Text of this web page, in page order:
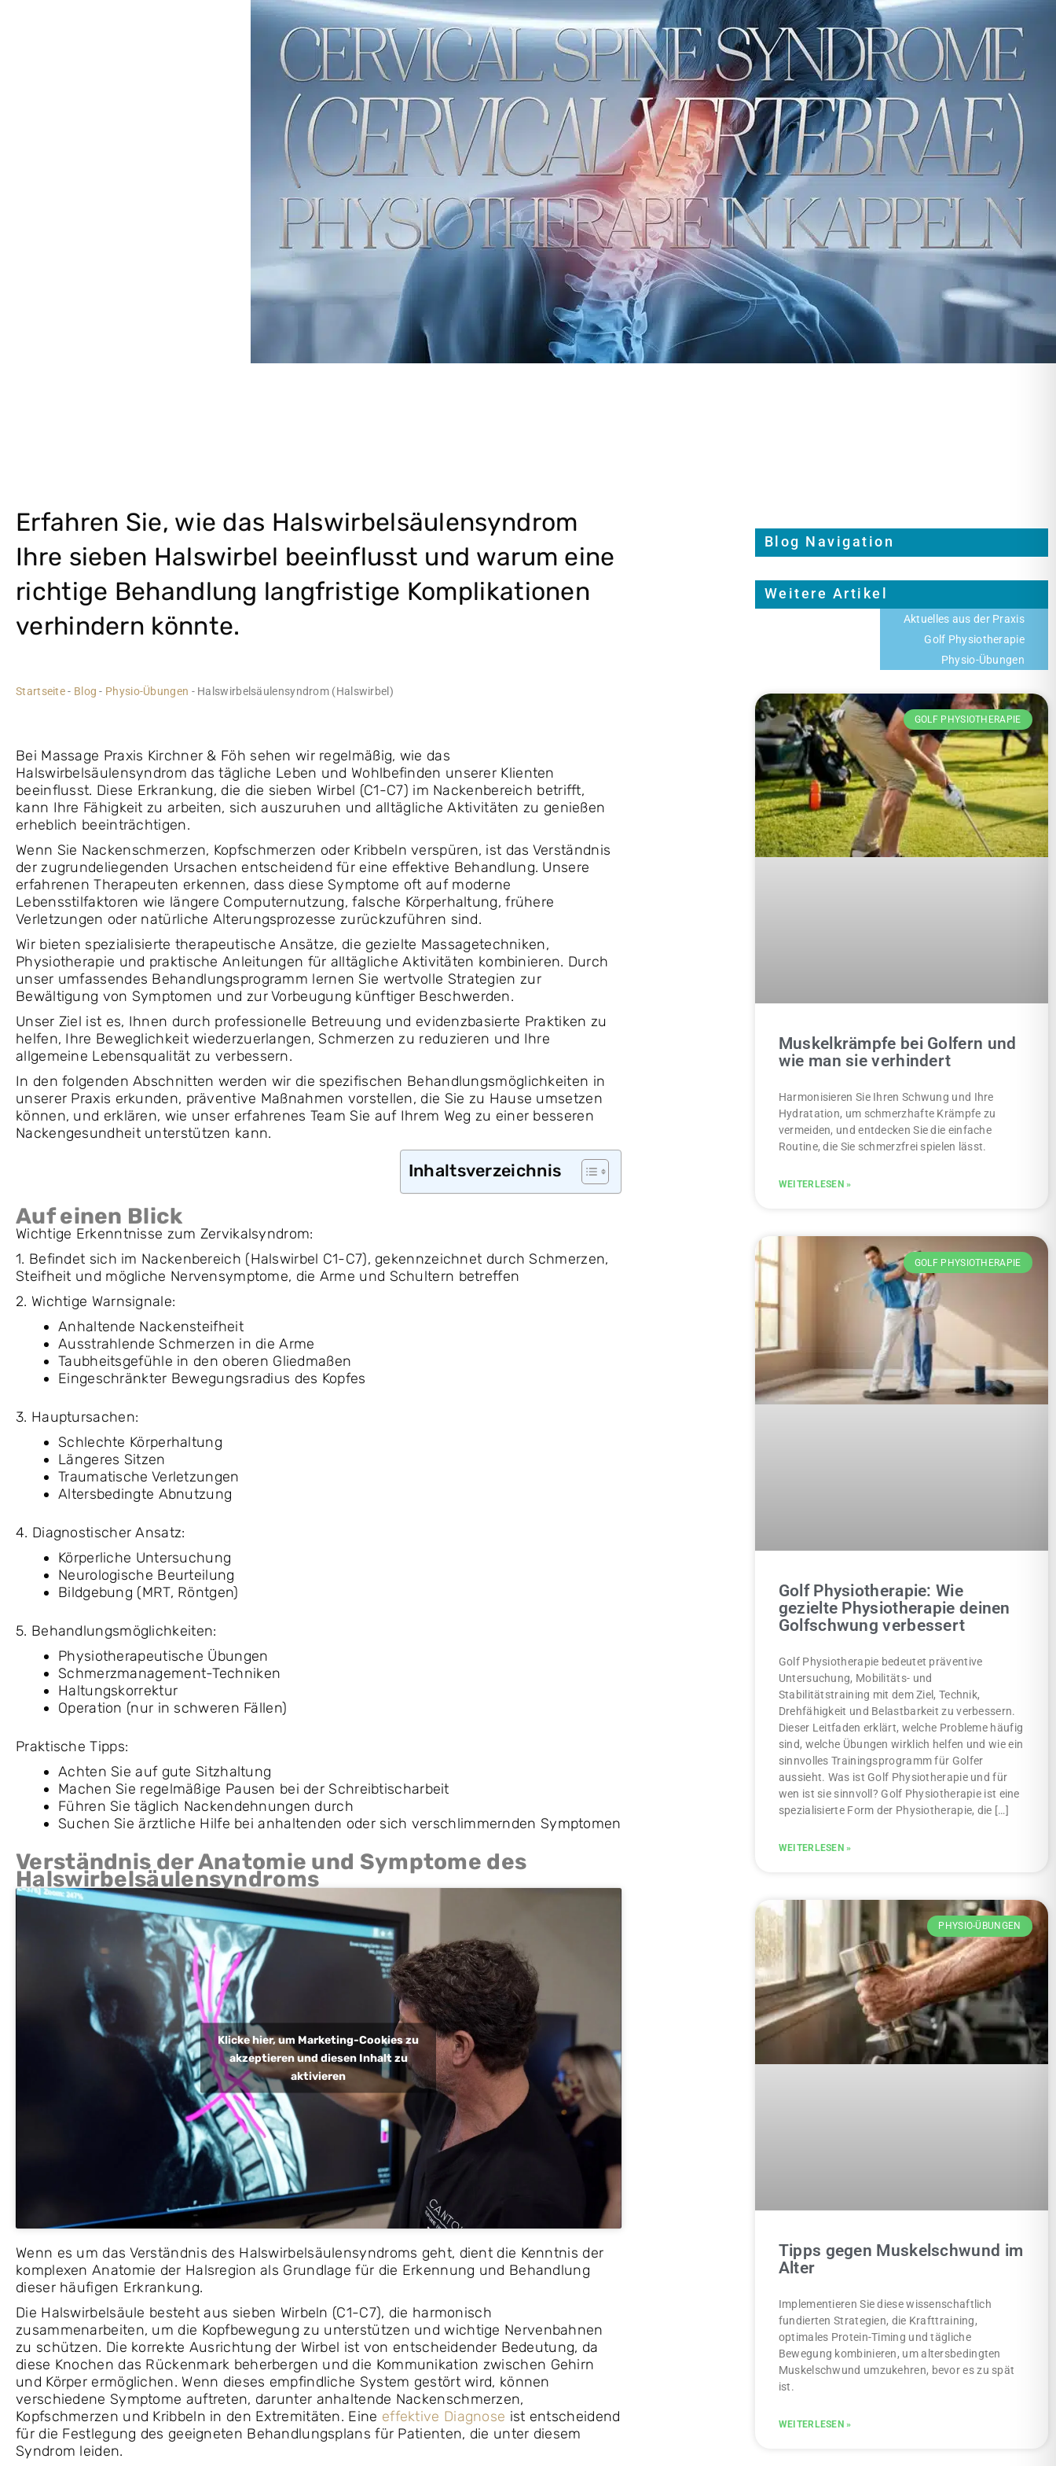
Erfahren Sie, wie das Halswirbelsäulensyndrom
Ihre sieben Halswirbel beeinflusst und warum eine
richtige Behandlung langfristige Komplikationen
verhindern könnte.
Startseite- Blog - Physio-Übungen - Halswirbelsäulensyndrom (Halswirbel)
Bei Massage Praxis Kirchner & Föh sehen wir regelmäßig, wie das
Halswirbelsäulensyndrom das tägliche Leben und Wohlbefinden unserer Klienten
beeinflusst. Diese Erkrankung, die die sieben Wirbel (C1-C7) im Nackenbereich betrifft,
kann Ihre Fähigkeit zu arbeiten, sich auszuruhen und alltägliche Aktivitäten zu genießen
erheblich beeinträchtigen.
Wenn Sie Nackenschmerzen, Kopfschmerzen oder Kribbeln verspüren, ist das Verständnis
der zugrundeliegenden Ursachen entscheidend für eine effektive Behandlung. Unsere
erfahrenen Therapeuten erkennen, dass diese Symptome oft auf moderne
Lebensstilfaktoren wie längere Computernutzung, falsche Körperhaltung, frühere
Verletzungen oder natürliche Alterungsprozesse zurückzuführen sind.
Wir bieten spezialisierte therapeutische Ansätze, die gezielte Massagetechniken,
Physiotherapie und praktische Anleitungen für alltägliche Aktivitäten kombinieren. Durch
unser umfassendes Behandlungsprogramm lernen Sie wertvolle Strategien zur
Bewältigung von Symptomen und zur Vorbeugung künftiger Beschwerden.
Unser Ziel ist es, Ihnen durch professionelle Betreuung und evidenzbasierte Praktiken zu
helfen, Ihre Beweglichkeit wiederzuerlangen, Schmerzen zu reduzieren und Ihre
allgemeine Lebensqualität zu verbessern.
In den folgenden Abschnitten werden wir die spezifischen Behandlungsmöglichkeiten in
unserer Praxis erkunden, präventive Maßnahmen vorstellen, die Sie zu Hause umsetzen
können, und erklären, wie unser erfahrenes Team Sie auf Ihrem Weg zu einer besseren
Nackengesundheit unterstützen kann.
Inhaltsverzeichnis
Auf einen Blick
Wichtige Erkenntnisse zum Zervikalsyndrom:
1. Befindet sich im Nackenbereich (Halswirbel C1-C7), gekennzeichnet durch Schmerzen,
Steifheit und mögliche Nervensymptome, die Arme und Schultern betreffen
2. Wichtige Warnsignale:
Anhaltende Nackensteifheit
Ausstrahlende Schmerzen in die Arme
Taubheitsgefühle in den oberen Gliedmaßen
Eingeschränkter Bewegungsradius des Kopfes
3. Hauptursachen:
Schlechte Körperhaltung
Längeres Sitzen
Traumatische Verletzungen
Altersbedingte Abnutzung
4. Diagnostischer Ansatz:
Körperliche Untersuchung
Neurologische Beurteilung
Bildgebung (MRT, Röntgen)
5. Behandlungsmöglichkeiten:
Physiotherapeutische Übungen
Schmerzmanagement-Techniken
Haltungskorrektur
Operation (nur in schweren Fällen)
Praktische Tipps:
Achten Sie auf gute Sitzhaltung
Machen Sie regelmäßige Pausen bei der Schreibtischarbeit
Führen Sie täglich Nackendehnungen durch
Suchen Sie ärztliche Hilfe bei anhaltenden oder sich verschlimmernden Symptomen
Verständnis der Anatomie und Symptome des
Halswirbelsäulensyndroms
Klicke hier, um Marketing-Cookies zu
akzeptieren und diesen Inhalt zu
aktivieren
Wenn es um das Verständnis des Halswirbelsäulensyndroms geht, dient die Kenntnis der
komplexen Anatomie der Halsregion als Grundlage für die Erkennung und Behandlung
dieser häufigen Erkrankung.
Die Halswirbelsäule besteht aus sieben Wirbeln (C1-C7), die harmonisch
zusammenarbeiten, um die Kopfbewegung zu unterstützen und wichtige Nervenbahnen
zu schützen. Die korrekte Ausrichtung der Wirbel ist von entscheidender Bedeutung, da
diese Knochen das Rückenmark beherbergen und die Kommunikation zwischen Gehirn
und Körper ermöglichen. Wenn dieses empfindliche System gestört wird, können
verschiedene Symptome auftreten, darunter anhaltende Nackenschmerzen,
Kopfschmerzen und Kribbeln in den Extremitäten. Eine effektive Diagnose ist entscheidend
für die Festlegung des geeigneten Behandlungsplans für Patienten, die unter diesem
Syndrom leiden.
Blog Navigation
Weitere Artikel
Aktuelles aus der Praxis
Golf Physiotherapie
Physio-Übungen
GOLF PHYSIOTHERAPIE
Muskelkrämpfe bei Golfern und
wie man sie verhindert
Harmonisieren Sie Ihren Schwung und Ihre
Hydratation, um schmerzhafte Krämpfe zu
vermeiden, und entdecken Sie die einfache
Routine, die Sie schmerzfrei spielen lässt.
WEITERLESEN »
GOLF PHYSIOTHERAPIE
Golf Physiotherapie: Wie
gezielte Physiotherapie deinen
Golfschwung verbessert
Golf Physiotherapie bedeutet präventive
Untersuchung, Mobilitäts- und
Stabilitätstraining mit dem Ziel, Technik,
Drehfähigkeit und Belastbarkeit zu verbessern.
Dieser Leitfaden erklärt, welche Probleme häufig
sind, welche Übungen wirklich helfen und wie ein
sinnvolles Trainingsprogramm für Golfer
aussieht. Was ist Golf Physiotherapie und für
wen ist sie sinnvoll? Golf Physiotherapie ist eine
spezialisierte Form der Physiotherapie, die […]
WEITERLESEN »
PHYSIO-ÜBUNGEN
Tipps gegen Muskelschwund im
Alter
Implementieren Sie diese wissenschaftlich
fundierten Strategien, die Krafttraining,
optimales Protein-Timing und tägliche
Bewegung kombinieren, um altersbedingten
Muskelschwund umzukehren, bevor es zu spät
ist.
WEITERLESEN »